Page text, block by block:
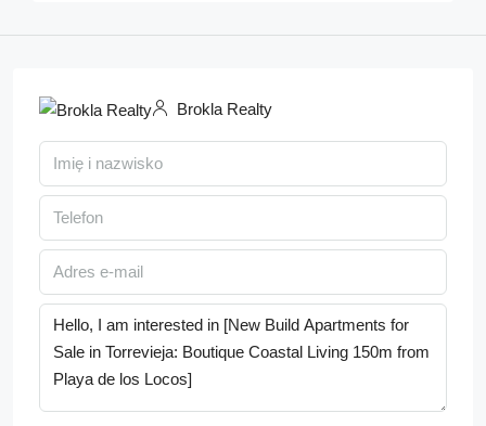
Brokla Realty